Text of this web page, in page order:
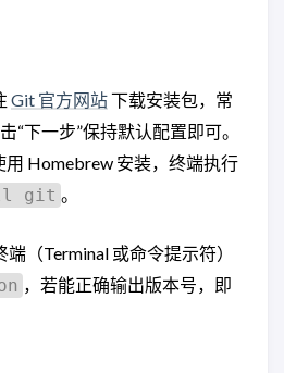
Git 官方网站下载安装包，常
“下一步”保持默认配置即可。
用 Homebrew 安装，终端执行
git 。
（Terminal 或命令提示符）
，若能正确输出版本号，即